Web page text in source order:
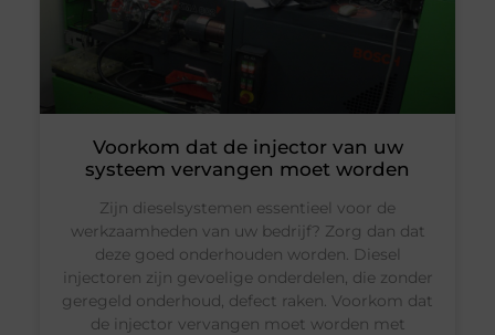
Voorkom dat de injector van uw
systeem vervangen moet worden
Zijn dieselsystemen essentieel voor de
werkzaamheden van uw bedrijf? Zorg dan dat
deze goed onderhouden worden. Diesel
injectoren zijn gevoelige onderdelen, die zonder
geregeld onderhoud, defect raken. Voorkom dat
de injector vervangen moet worden met